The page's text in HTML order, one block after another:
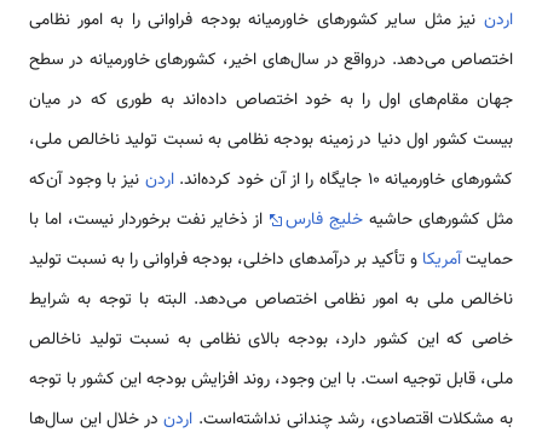
اردن نیز مثل سایر کشورهای خاورمیانه بودجه فراوانی را به امور نظامی‌
اختصاص می‌دهد. درواقع در سال‌های اخیر، کشورهای خاورمیانه در سطح
جهان مقام‌های اول را به خود اختصاص داده‌اند به طوری که در میان
بیست کشور اول دنیا در زمینه بودجه نظامی‌ به نسبت تولید ناخالص ملی،
کشورهای خاورمیانه 10 جایگاه را از آن خود کرده‌اند.
اردن نیز با وجود آن‌که
مثل کشورهای حاشیه خلیج فارس
از ذخایر نفت برخوردار نیست، اما با
حمایتآمریکا و تأکید ‌بر درآمدهای داخلی، بودجه فراوانی را به نسبت تولید
ناخالص ملی به امور نظامی‌ اختصاص می‌دهد. البته با توجه به شرایط
خاصی که این کشور دارد، بودجه بالای نظامی‌ به نسبت تولید ناخالص
ملی، قابل توجیه است. با این وجود، روند افزایش بودجه این کشور با توجه
به مشکلات اقتصادی، رشد چندانی نداشته‌است. اردندر خلال این سال‌ها